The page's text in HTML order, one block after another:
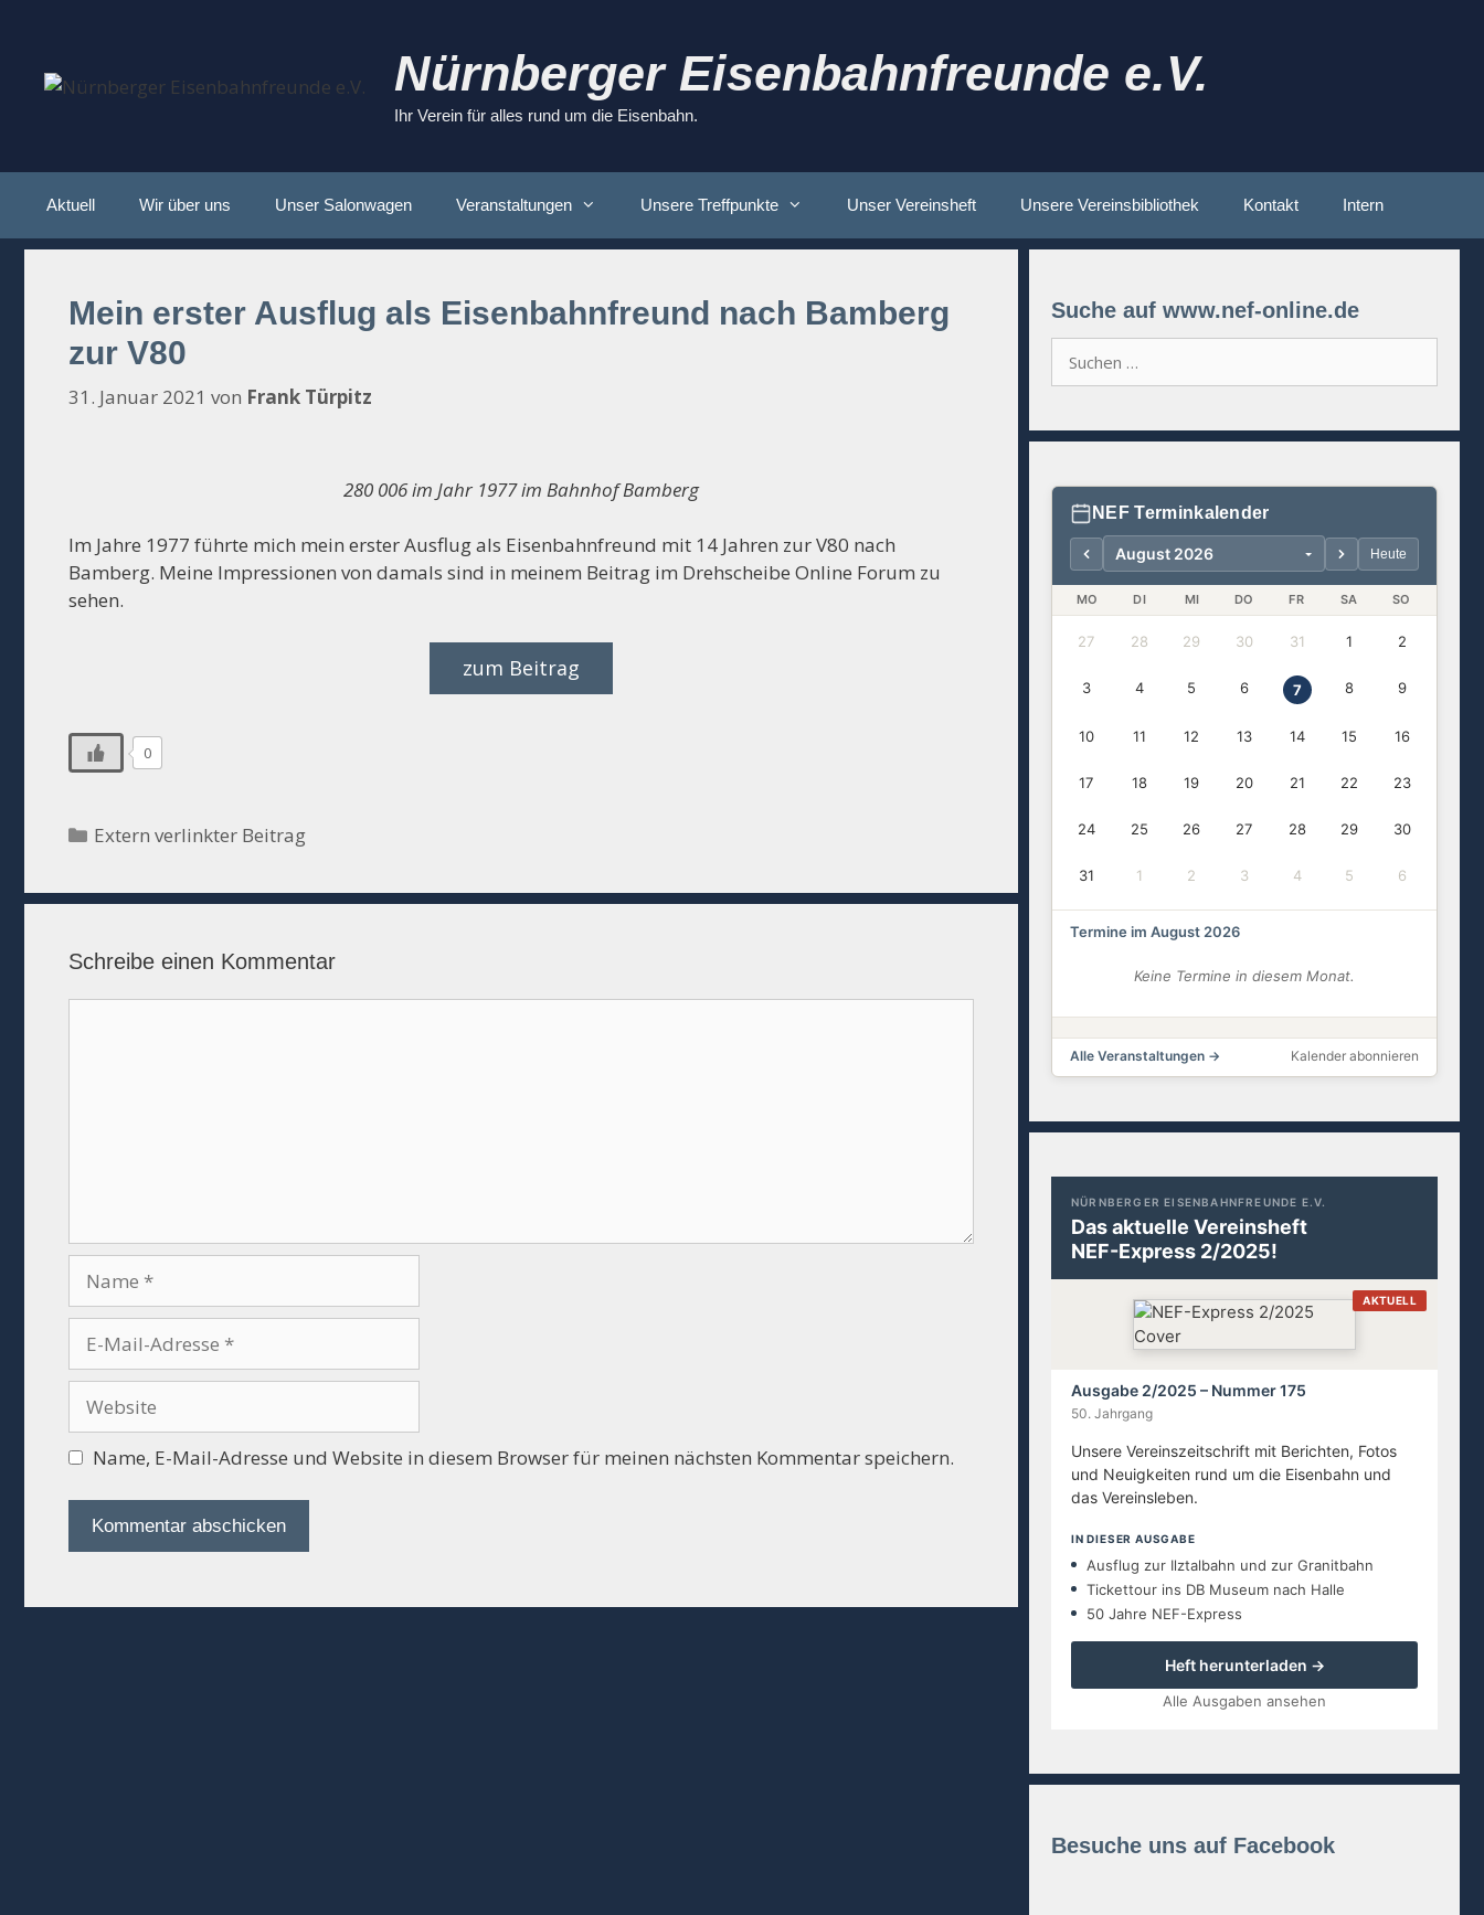
springen
Nürnberger Eisenbahnfreunde e.V.
Ihr Verein für alles rund um die Eisenbahn.
Aktuell Wir über uns Unser Salonwagen Veranstaltungen Unsere Treffpunkte Unser Vereinsheft Unsere Vereinsbibliothek Kontakt Intern
Mein erster Ausflug als Eisenbahnfreund nach Bamberg
zur V80
31. Januar 2021 von Frank Türpitz
280 006 im Jahr 1977 im Bahnhof Bamberg
Im Jahre 1977 führte mich mein erster Ausflug als Eisenbahnfreund mit 14 Jahren zur V80 nach
Bamberg. Meine Impressionen von damals sind in meinem Beitrag im Drehscheibe Online Forum zu
sehen.
zum Beitrag
0
Kategorien
Extern verlinkter Beitrag
Schreibe einen Kommentar
Mail-
Adresse
Name, E-Mail-Adresse und Website in diesem Browser für meinen nächsten Kommentar speichern.
Suche auf www.nef-online.de
nach:
NEF Terminkalender
Heute
MO DI MI DO FR SA SO
27 28 29 30 31 1 2
3 4 5 6 7 8 9
10 11 12 13 14 15 16
17 18 19 20 21 22 23
24 25 26 27 28 29 30
31 1 2 3 4 5 6
Termine im August 2026
Keine Termine in diesem Monat.
Alle Veranstaltungen → Kalender abonnieren
NÜRNBERGER EISENBAHNFREUNDE E.V.
Das aktuelle Vereinsheft
NEF-Express 2/2025!
AKTUELL
Ausgabe 2/2025 – Nummer 175
50. Jahrgang
Unsere Vereinszeitschrift mit Berichten, Fotos
und Neuigkeiten rund um die Eisenbahn und
das Vereinsleben.
IN DIESER AUSGABE
Ausflug zur Ilztalbahn und zur Granitbahn
Tickettour ins DB Museum nach Halle
50 Jahre NEF-Express
Heft herunterladen →
Alle Ausgaben ansehen
Besuche uns auf Facebook